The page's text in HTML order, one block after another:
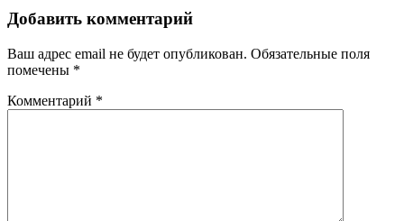
Добавить комментарий
Ваш адрес email не будет опубликован. Обязательные поля
помечены *
Комментарий *